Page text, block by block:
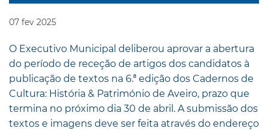
07 fev 2025
O Executivo Municipal deliberou aprovar a abertura
do período de receção de artigos dos candidatos à
publicação de textos na 6.ª edição dos Cadernos de
Cultura: História & Património de Aveiro, prazo que
termina no próximo dia 30 de abril. A submissão dos
textos e imagens deve ser feita através do endereço